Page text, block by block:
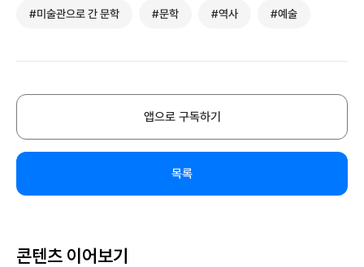
#미술관으로 간 문학 #문학 #역사 #예술
앱으로 구독하기
목록
콘텐츠 이어보기